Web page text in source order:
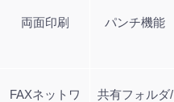
両面印刷 パンチ機能
FAXネットワ
共有フォルダ/